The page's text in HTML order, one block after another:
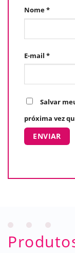
Nome*
E-mail *
Salvar
próxima vez